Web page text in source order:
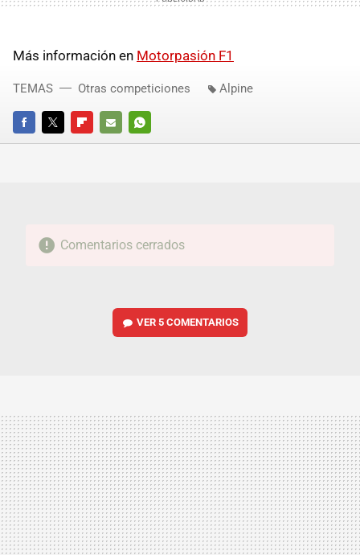
Más información en Motorpasión F1
FACEBOOKTWITTERFLIPBOARD
E-
WHATSAPP
TEMAS Otras competiciones Alpine
Comentarios cerrados
VER5 COMENTARIOS